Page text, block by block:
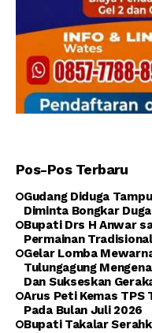
Pos-Pos Terbaru
Gudang Diduga
Diminta Bongkar
Bupati Drs H Anwar
Permainan Tradisional
Gelar Lomba
Tulungagung
Dan Sukseskan
Arus Peti Kemas
Pada Bulan Juli 2026
Bupati Takalar